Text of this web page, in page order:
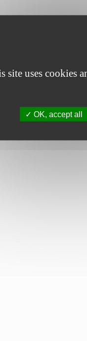
site uses cookies
OK, accept all